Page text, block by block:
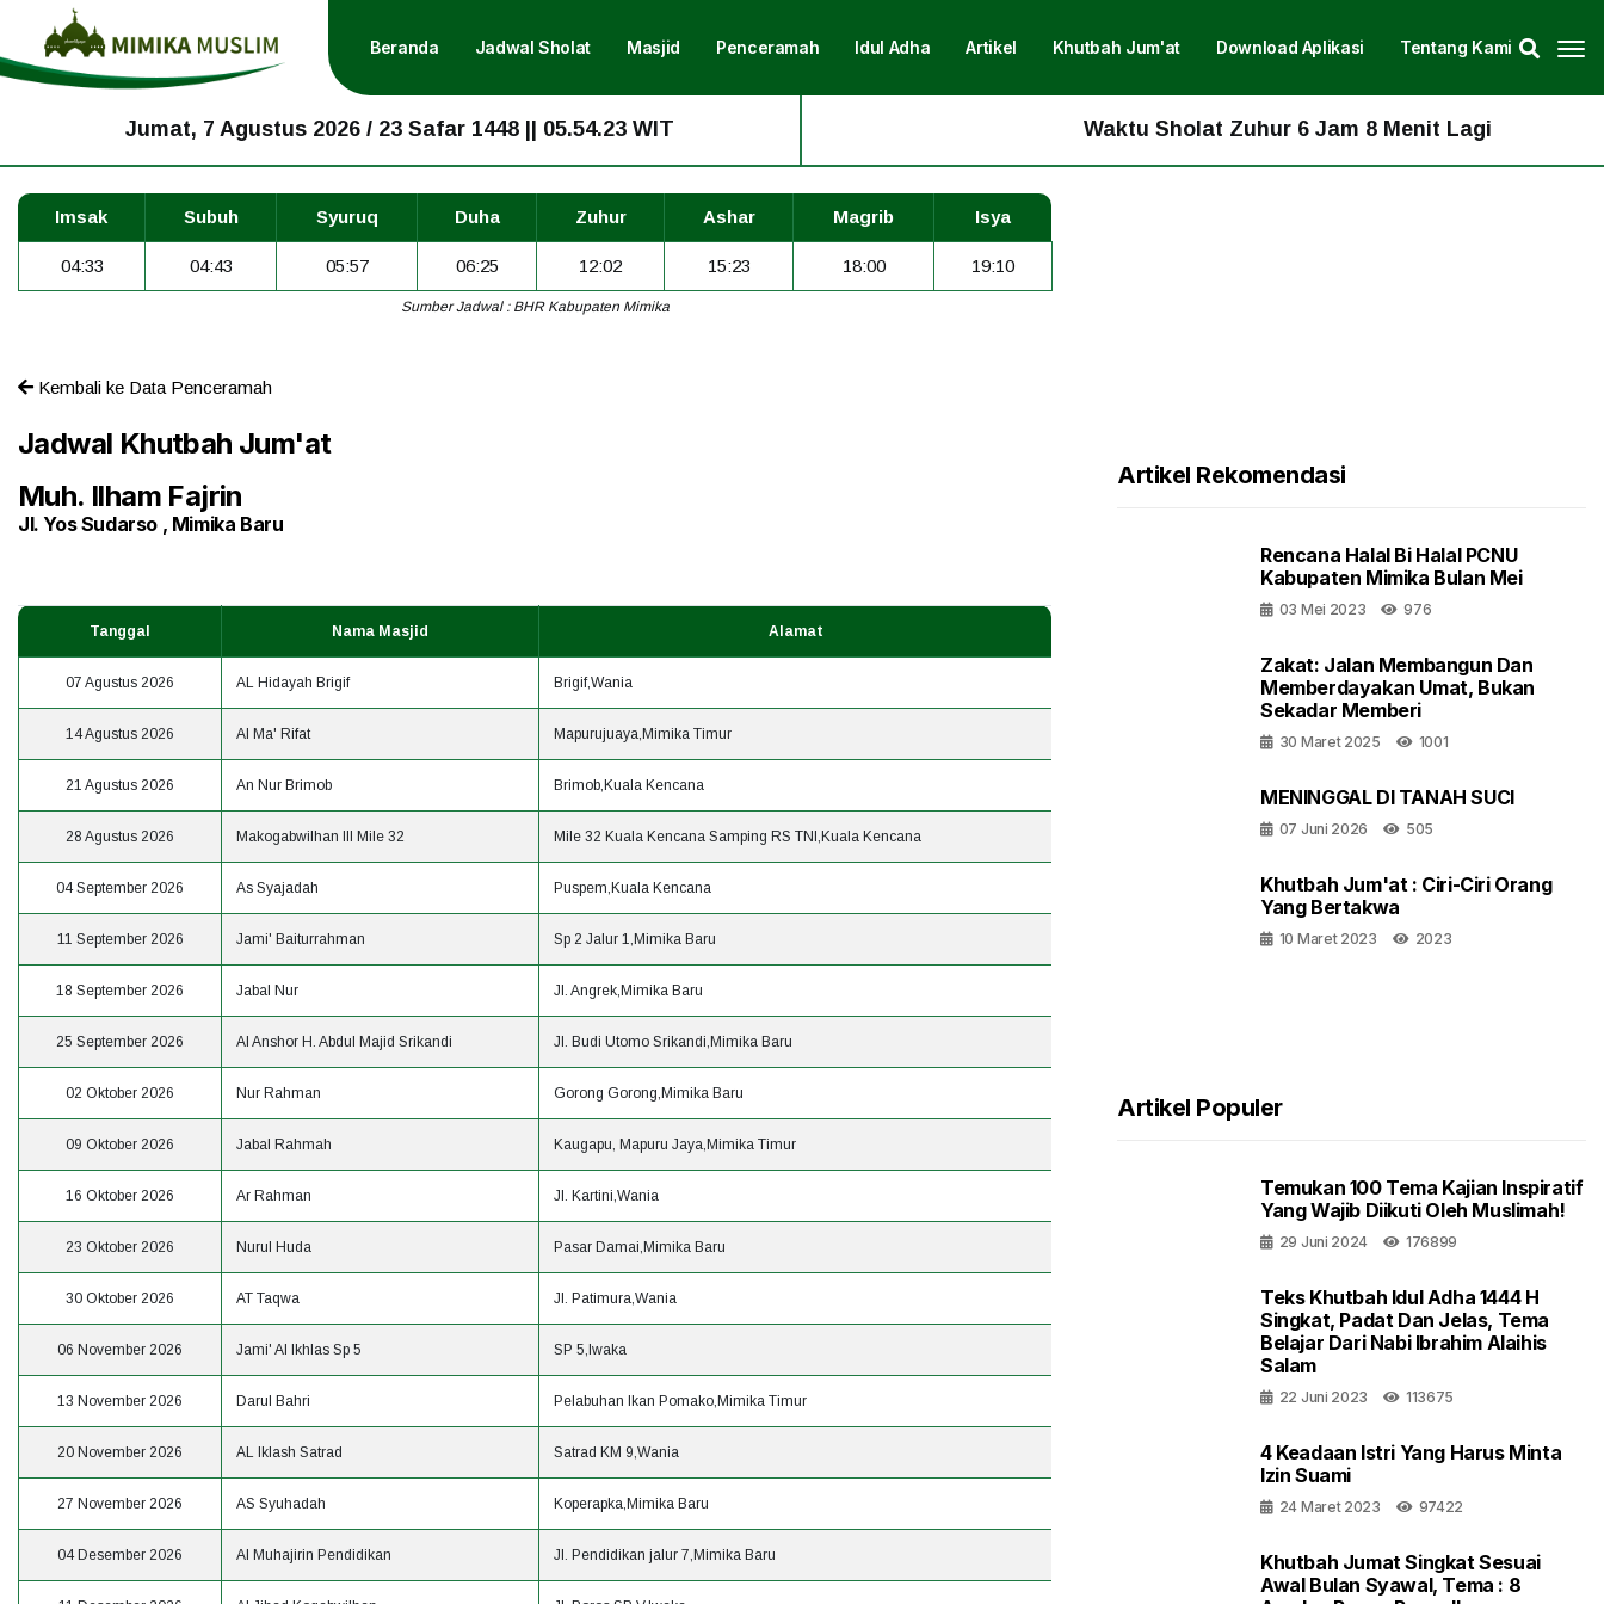
Beranda Jadwal Sholat Masjid Penceramah Idul Adha Artikel Khutbah Jum'at Download Aplikasi Tentang Kami
Jumat, 7 Agustus 2026 / 23 Safar 1448 || 05.54.23 WIT Waktu Sholat Zuhur 6 Jam 8 Menit Lagi
Imsak Subuh Syuruq Duha Zuhur Ashar Magrib Isya
04:33 04:43 05:57 06:25 12:02 15:23 18:00 19:10
Sumber Jadwal : BHR Kabupaten Mimika
Kembali ke Data Penceramah
Jadwal Khutbah Jum'at
Muh. Ilham Fajrin
Jl. Yos Sudarso , Mimika Baru
Tanggal Nama Masjid Alamat
07 Agustus 2026 AL Hidayah Brigif Brigif,Wania
14 Agustus 2026 Al Ma' Rifat Mapurujuaya,Mimika Timur
21 Agustus 2026 An Nur Brimob Brimob,Kuala Kencana
28 Agustus 2026 Makogabwilhan III Mile 32 Mile 32 Kuala Kencana Samping RS TNI,Kuala Kencana
04 September 2026 As Syajadah Puspem,Kuala Kencana
11 September 2026 Jami' Baiturrahman Sp 2 Jalur 1,Mimika Baru
18 September 2026 Jabal Nur Jl. Angrek,Mimika Baru
25 September 2026 Al Anshor H. Abdul Majid Srikandi Jl. Budi Utomo Srikandi,Mimika Baru
02 Oktober 2026 Nur Rahman Gorong Gorong,Mimika Baru
09 Oktober 2026 Jabal Rahmah Kaugapu, Mapuru Jaya,Mimika Timur
16 Oktober 2026 Ar Rahman Jl. Kartini,Wania
23 Oktober 2026 Nurul Huda Pasar Damai,Mimika Baru
30 Oktober 2026 AT Taqwa Jl. Patimura,Wania
06 November 2026 Jami' Al Ikhlas Sp 5 SP 5,Iwaka
13 November 2026 Darul Bahri Pelabuhan Ikan Pomako,Mimika Timur
20 November 2026 AL Iklash Satrad Satrad KM 9,Wania
27 November 2026 AS Syuhadah Koperapka,Mimika Baru
04 Desember 2026 Al Muhajirin Pendidikan Jl. Pendidikan jalur 7,Mimika Baru
Artikel Rekomendasi
Rencana Halal Bi Halal PCNU
Kabupaten Mimika Bulan Mei
03 Mei 2023 976
Zakat: Jalan Membangun Dan
Memberdayakan Umat, Bukan
Sekadar Memberi
30 Maret 2025 1001
MENINGGAL DI TANAH SUCI
07 Juni 2026 505
Khutbah Jum'at : Ciri-Ciri Orang
Yang Bertakwa
10 Maret 2023 2023
Artikel Populer
Temukan 100 Tema Kajian Inspiratif
Yang Wajib Diikuti Oleh Muslimah!
29 Juni 2024 176899
Teks Khutbah Idul Adha 1444 H
Singkat, Padat Dan Jelas, Tema
Belajar Dari Nabi Ibrahim Alaihis
Salam
22 Juni 2023 113675
4 Keadaan Istri Yang Harus Minta
Izin Suami
24 Maret 2023 97422
Khutbah Jumat Singkat Sesuai
Awal Bulan Syawal, Tema : 8